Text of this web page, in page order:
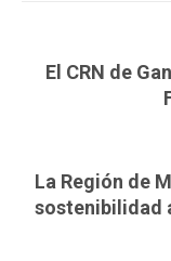
entre
El CRN de
La Región de
sostenibilidad